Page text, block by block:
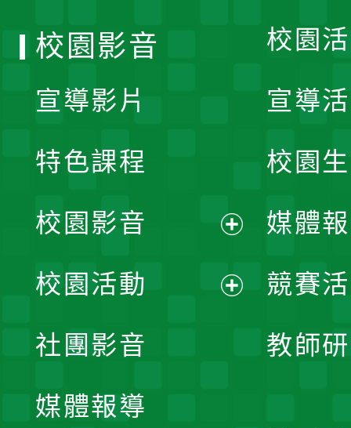
校園
宣導
校園
媒體
競賽
教師
校園影音
宣導影片
特色課程
校園影音
開
校園活動
社團影音
媒體報導